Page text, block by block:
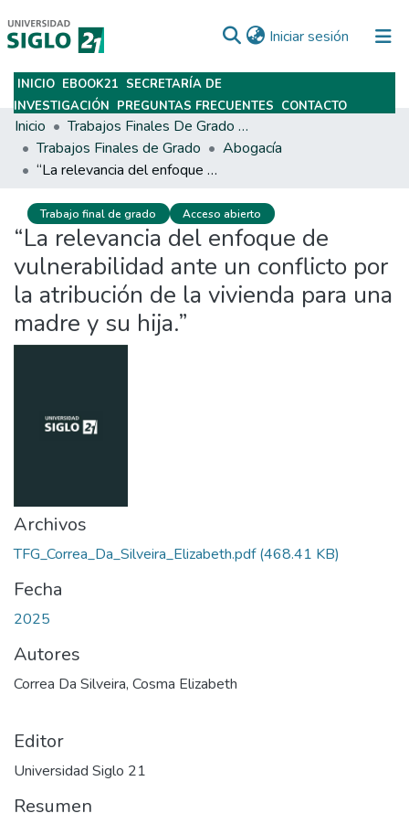
Iniciar sesión (current)
Subir
INICIO EBOOK21 SECRETARÍA DE
INVESTIGACIÓN PREGUNTAS FRECUENTES CONTACTO
Inicio
Trabajos Finales De Grado Y Posgrado
Trabajos Finales de Grado
Abogacía
“La relevancia del enfoque de vulnerabilidad ante un conflicto por la atribución de la vivienda para una madre y su hija.”
Trabajo final de grado Acceso abierto
“La relevancia del enfoque de
vulnerabilidad ante un conflicto por
la atribución de la vivienda para una
madre y su hija.”
Archivos
TFG_Correa_Da_Silveira_Elizabeth.pdf(468.41 KB)
Fecha
2025
Autores
Correa Da Silveira, Cosma Elizabeth
Editor
Universidad Siglo 21
Resumen